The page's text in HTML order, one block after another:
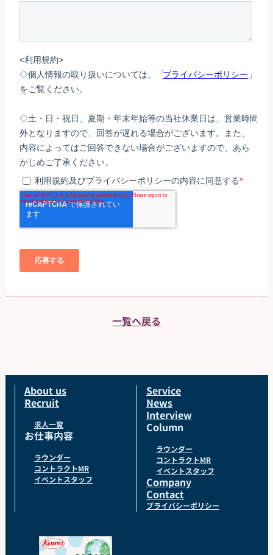
一覧へ戻る
About us
Recruit
求人一覧
お仕事内容
ラウンダー
コントラクトMR
イベントスタッフ
Service
News
Interview
Column
ラウンダー
コントラクトMR
イベントスタッフ
Company
Contact
プライバシーポリシー